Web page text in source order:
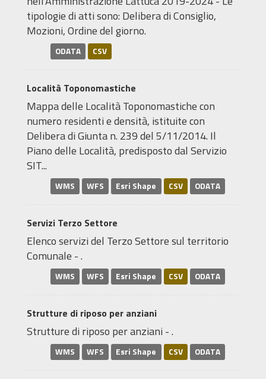
tipologie di atti sono: Delibera di Consiglio,
Mozioni, Ordine del giorno.
ODATA CSV
Località Toponomastiche
Mappa delle Località Toponomastiche con
numero residenti e densità, istituite con
Delibera di Giunta n. 239 del 5/11/2014. Il
Piano delle Località, predisposto dal Servizio
SIT...
WMS WFS Esri Shape CSV ODATA
Servizi Terzo Settore
Elenco servizi del Terzo Settore sul territorio
Comunale - .
WMS WFS Esri Shape CSV ODATA
Strutture di riposo per anziani
Strutture di riposo per anziani - .
WMS WFS Esri Shape CSV ODATA